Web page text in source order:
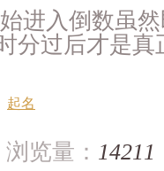
进入倒数虽
分过后才是
起名
浏览量： 14211